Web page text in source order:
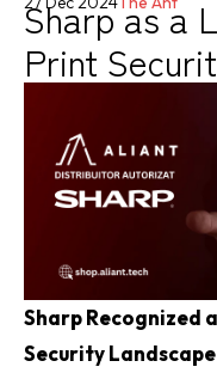
Sharp as a
Print
Sharp Recognized
Security